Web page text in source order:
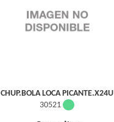
CHUP.BOLA LOCA PICANTE.X24U
30521